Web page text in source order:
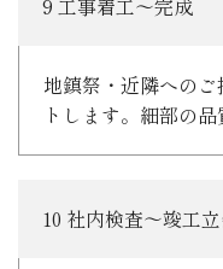
9 工事着工～完成
地鎮祭・近隣への
トします。細部の
10 社内検査～竣工